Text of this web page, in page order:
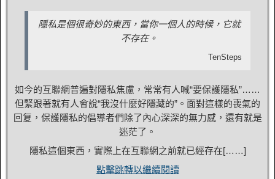
隱私是個很奇妙的東西，當你一個人的時候，它就
不存在。
TenSteps
如今的互聯網普遍對隱私焦慮，常常有人喊“要保護隱私”……
但緊跟著就有人會說“我沒什麼好隱藏的”。面對這樣的喪氣的
回复，保護隱私的倡導者們除了內心深深的無力感，還有就是
迷茫了。
隱私這個東西，實際上在互聯網之前就已經存在[……]
點擊跳轉以繼續閱讀